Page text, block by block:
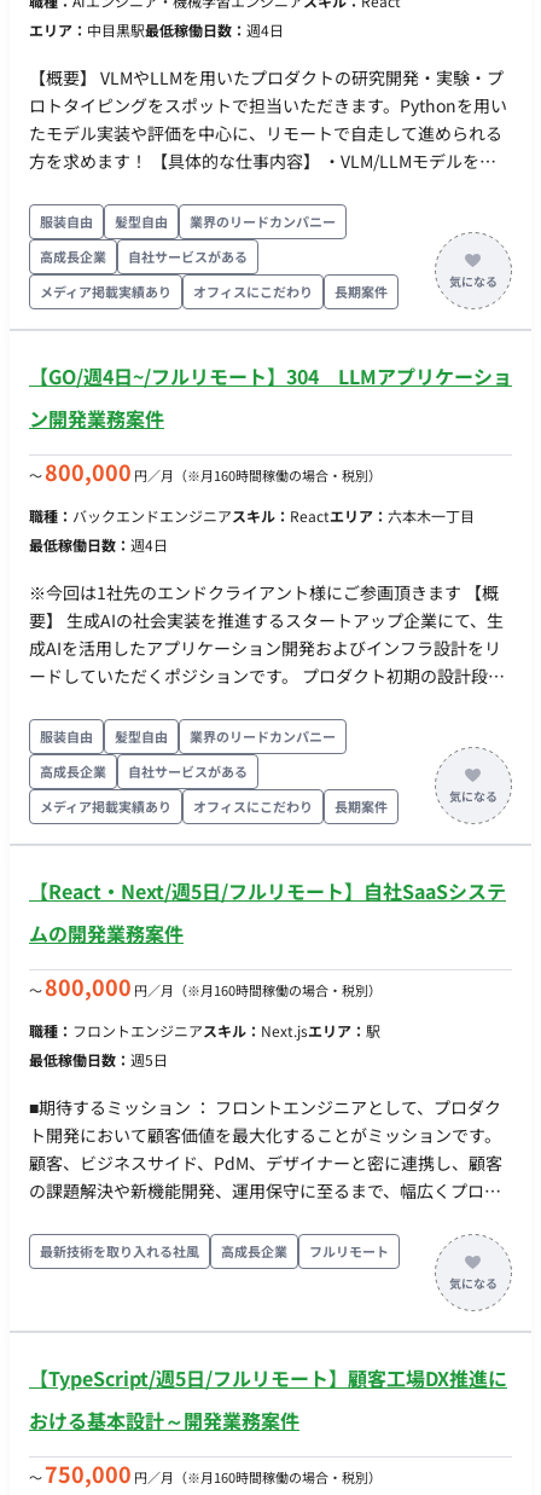
エリア： 中目黒駅最低稼働日数： 週4日
【概要】 VLMやLLMを用いたプロダクトの研究開発・実験・プ
ロトタイピングをスポットで担当いただきます。Pythonを用い
たモデル実装や評価を中心に、リモートで自走して進められる
方を求めます！ 【具体的な仕事内容】 ・VLM/LLMモデルを用
データ準備、評価指標設計および性能評価・解析 ・実験結果の
ドキュメント化とコード納品（再現可能な形での実装・報告）
【必須スキル・経験】 ・機械学習（言語領域）でのLLM出力評
価・プロンプトチューニング経験 ・PDFからの文字認識
（OCR）/ PDFからのテキスト抽出機能 / 非定型PDFのデータ化
すこと：（松竹梅の優先順位） 松：NLP修士号かつNLP実務
経験3年以上 竹：NLP修士号でLLM/VLMプロジェクト経験あ
あり 梅：LLM/VLMのプロジェクト担当経験が1年以上あるこ
（PyTorch/TensorFlow、Hugging Face等での実務経験） ・
VLM/LLMのファインチューニング、評価指標設計、推論パイプ
態：完全リモート（PCは貸与） ・チーム構成：クライアント側
の小規模研究チームと協業、スポット担当者として参画 ・開始
時期：2026-05-01
服装自由 髪型自由
業界のリードカンパニー
高成長企業
自社サービスがある
メディア掲載実績あり
オフィスにこだわり 長期案件
【GO/週4日~/フルリモート】304 LLMアプリケーショ
ン開発業務案件
〜800,000 円／月 （※月160時間稼働の場合・税別）
職種： バックエンドエンジニアスキル： Reactエリア： 六本木一丁目
最低稼働日数： 週4日
※今回は1社先のエンドクライアント様にご参画頂きます 【概
要】 生成AIの社会実装を推進するスタートアップ企業にて、生
成AIを活用したアプリケーション開発およびインフラ設計をリ
ードしていただくポジションです。 プロダクト初期の設計段階
い価値を共に実装していくリードエンジニアを募集していま
す。 【業務内容】 ■提案フェーズ ・顧客提案担当との協働によ
るプロダクトマイルストーン・工数見積・アーキテクチャ提案
・CI/CD・セキュリティ対応・監視体制などの運用設計、およ
び外部ツール選定／費用算出 ■開発フェーズ ・必要なクラウド
ョン開発のリードおよびチームコミュニケーション ・API仕様
書・設計書作成、生成AI技術を活用したPoC・技術調査・開発
アラート発生時の原因究明・改善（AIプロデューサーとの協
ロダクトメンバーとの連携 ■将来的にお任せしたい領域 ・
AIOps／MLOpsなど、生成AIモデルの継続的改善を支えるプロ
意識した開発推進 【必須スキル】 ・クラウドインフラ（AWS／
GCP／Azure など）の設計・構築経験 ・フルスタックでのアプ
リケーション開発実務経験(Go/Python/Reactなど) ・CI/CDパイ
プライン設計・構築・運用経験 ・API仕様書・設計書作成経験
・OpenAIなどLLM技術の実用・個人利用経験 ・運用監視・保
守経験、セキュリティ・パフォーマンス改善の実績 ・チームリ
ードまたはメンター経験 ・新技術への学習意欲が高く、スター
トアップでの柔軟な働き方に理解がある方 ・ネイティブレベル
ーキテクチャ設計／プロダクトライフサイクル提案の経験 ・ド
メイン駆動設計（DDD）・関数型プログラミング経験 ・LLM・
機械学習を活用したサービス開発経験 ・Datadog／Sentryなど
モニタリングツールの導入・運用経験 ・マネジメント経験 【求
める人物像】 ・最新テクノロジーにわくわくし、AIで社会の可
服装自由 髪型自由
業界のリードカンパニー
高成長企業
自社サービスがある
メディア掲載実績あり
オフィスにこだわり 長期案件
【React・Next/週5日/フルリモート】自社SaaSシステ
ムの開発業務案件
〜800,000 円／月 （※月160時間稼働の場合・税別）
職種： フロントエンジニアスキル： Next.jsエリア： 駅
最低稼働日数： 週5日
■期待するミッション ： フロントエンジニアとして、プロダク
ト開発において顧客価値を最大化することがミッションです。
顧客、ビジネスサイド、PdM、デザイナーと密に連携し、顧客
の課題解決や新機能開発、運用保守に至るまで、幅広くプロジ
フロントエンド、GraphQLのバックエンドによる新規機能開発
- markdownエディタの操作性向上 - 全文検索エンジンを用いた
検索基盤の開発 - LLMを活用したQastAIの開発 - AWSシステム
アーキテクチャの設計および改善 - サービスの運用および保守 ■
TypeScript/React/Next.js/GraphQL/NestJS ツール：
AWS/GCP/Azure/MySQL/OpenSearch ■チーム体制 ： 顧客体験
って開発を行うワンチーム体制です。職種を超えたフラットか
最新技術を取り入れる社風 高成長企業 フルリモート
【TypeScript/週5日/フルリモート】顧客工場DX推進に
おける基本設計～開発業務案件
〜750,000 円／月 （※月160時間稼働の場合・税別）